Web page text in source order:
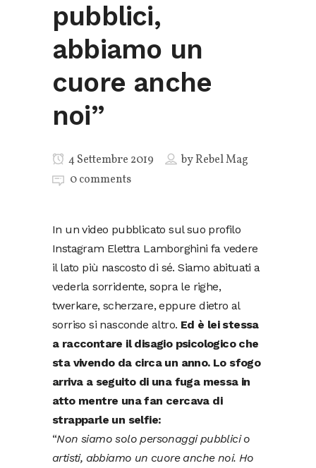
pubblici,
abbiamo un
cuore anche
noi”
4 Settembre 2019 byRebel Mag
0 comments
In un video pubblicato sul suo profilo
Instagram Elettra Lamborghini fa vedere
il lato più nascosto di sé. Siamo abituati a
vederla sorridente, sopra le righe,
twerkare, scherzare, eppure dietro al
sorriso si nasconde altro. Ed è lei stessa
a raccontare il disagio psicologico che
sta vivendo da circa un anno. Lo sfogo
arriva a seguito di una fuga messa in
atto mentre una fan cercava di
strapparle un selfie:
“Non siamo solo personaggi pubblici o
artisti, abbiamo un cuore anche noi. Ho